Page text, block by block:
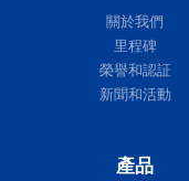
關於我們
里程碑
榮譽和認証
新聞和活動
產品